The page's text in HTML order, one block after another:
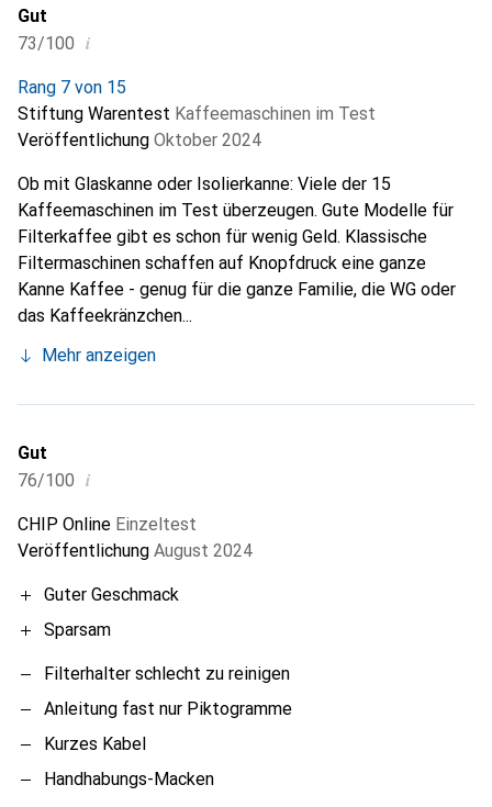
Gut
73/100 i
Rang 7 von 15
Stiftung Warentest Kaffeemaschinen im Test
Veröffentlichung Oktober 2024
Ob mit Glaskanne oder Isolierkanne: Viele der 15
Kaffeemaschinen im Test überzeugen. Gute Modelle für
Filterkaffee gibt es schon für wenig Geld. Klassische
Filtermaschinen schaffen auf Knopfdruck eine ganze
Kanne Kaffee - genug für die ganze Familie, die WG oder
das Kaffeekränzchen...
Mehr anzeigen
Gut
76/100 i
CHIP Online Einzeltest
Veröffentlichung August 2024
Guter Geschmack
Sparsam
Filterhalter schlecht zu reinigen
Anleitung fast nur Piktogramme
Kurzes Kabel
Handhabungs-Macken